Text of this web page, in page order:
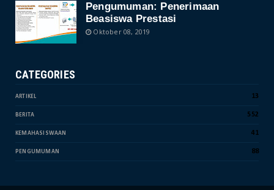
Pengumuman: Penerimaan
Beasiswa Prestasi
Oktober 08, 2019
CATEGORIES
ARTIKEL 13
BERITA 552
KEMAHASISWAAN 41
PENGUMUMAN 88